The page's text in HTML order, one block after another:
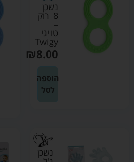
נשכן
8 ירוק
–
טוויגי
Twigy
₪8.00
הוספה
לסל
נשכן